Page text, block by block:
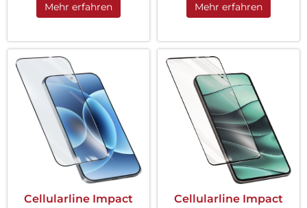
Mehr erfahren Mehr erfahren
Cellularline Impact
Cellularline Impact